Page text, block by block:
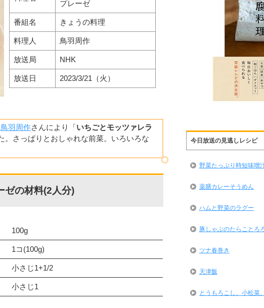
プレーゼ
番組名 きょうの料理
料理人 鳥羽周作
放送局 NHK
放送日 2023/3/21（火）
鳥羽周作さんにより「いちごとモッツァレラ
。さっぱりとおしゃれな前菜。いろいろな
ゼの材料(2人分)
100g
1コ(100g)
小さじ1+1/2
小さじ1
今日放送の見逃しレシピ
野菜たっぷり時短味噌
薬膳カレーそうめん
ハムと野菜のラグー
豚しゃぶのたらことろ
ツナ春巻き
天津飯
とうもろこし、小松菜